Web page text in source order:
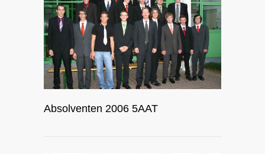
Absolventen 2006 5AAT